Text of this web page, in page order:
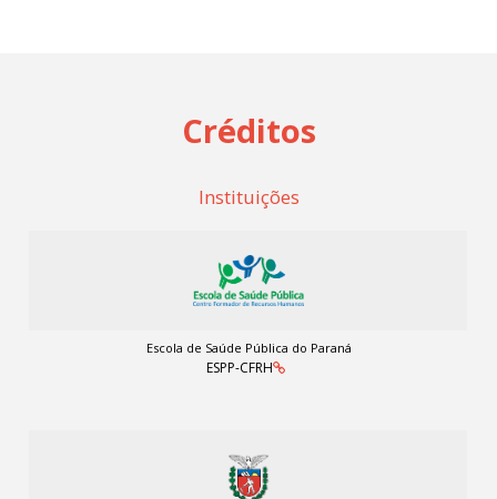
Créditos
Instituições
Escola de Saúde Pública do Paraná
ESPP-CFRH